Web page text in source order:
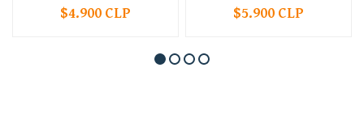
$4.900 CLP $5.900 CLP